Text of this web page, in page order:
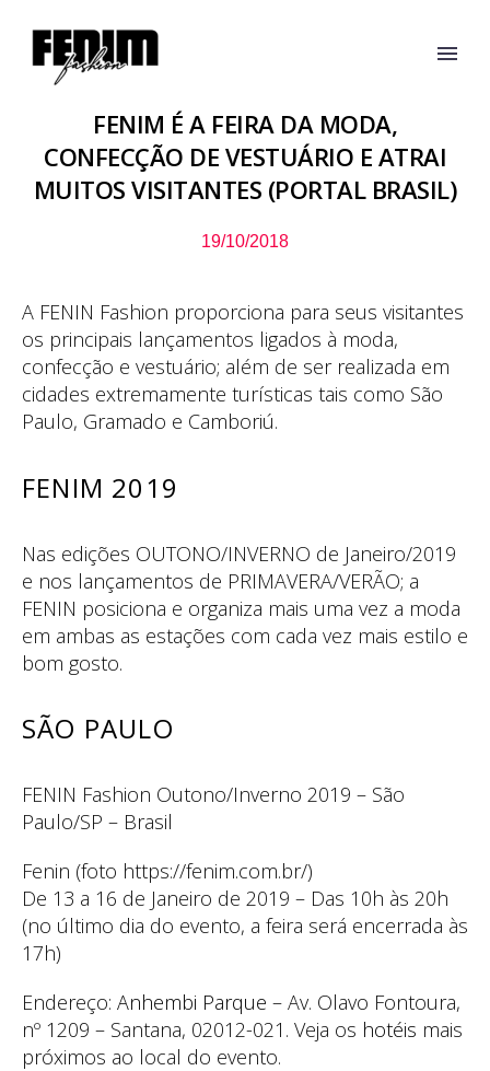
FENIM É A FEIRA DA MODA,
CONFECÇÃO DE VESTUÁRIO E ATRAI
MUITOS VISITANTES (PORTAL BRASIL)
19/10/2018
A FENIN Fashion proporciona para seus visitantes
os principais lançamentos ligados à moda,
confecção e vestuário; além de ser realizada em
cidades extremamente turísticas tais como São
Paulo, Gramado e Camboriú.
FENIM 2019
Nas edições OUTONO/INVERNO de Janeiro/2019
e nos lançamentos de PRIMAVERA/VERÃO; a
FENIN posiciona e organiza mais uma vez a moda
em ambas as estações com cada vez mais estilo e
bom gosto.
SÃO PAULO
FENIN Fashion Outono/Inverno 2019 – São
Paulo/SP – Brasil
Fenin (foto https://fenim.com.br/)
De 13 a 16 de Janeiro de 2019 – Das 10h às 20h
(no último dia do evento, a feira será encerrada às
17h)
Endereço: Anhembi Parque – Av. Olavo Fontoura,
nº 1209 – Santana, 02012-021. Veja os hotéis mais
próximos ao local do evento.